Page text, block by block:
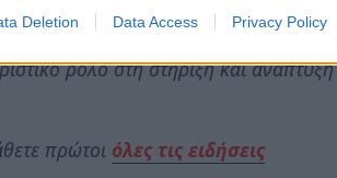
Deletion Data Access Privacy Policy
ωφελημένη από τα επί πλέον έσοδα
αλλά ολόκληρη η χώρα, σε μια
ρόλο στη στήριξη και ανάπτυξη
πρώτοι όλες τις ειδήσεις